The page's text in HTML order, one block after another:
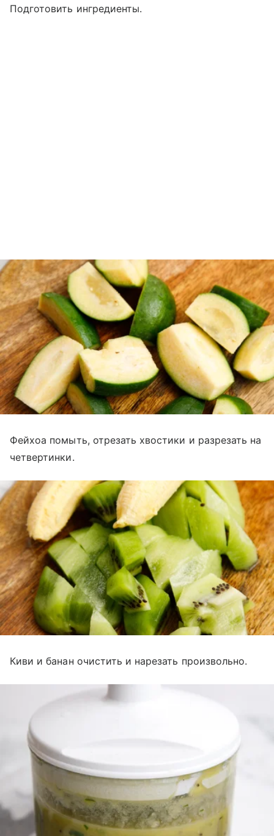
Подготовить ингредиенты.
Фейхоа помыть, отрезать хвостики и разрезать на
четвертинки.
Киви и банан очистить и нарезать произвольно.